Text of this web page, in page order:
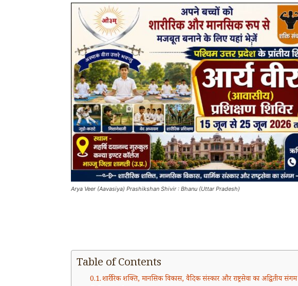
Arya Veer (Aavasiya) Prashikshan Shivir : Bhanu (Uttar Pradesh)
Table of Contents
शारीरिक शक्ति, मानसिक विकास, वैदिक संस्कार और राष्ट्रसेवा का अद्वितीय संगम